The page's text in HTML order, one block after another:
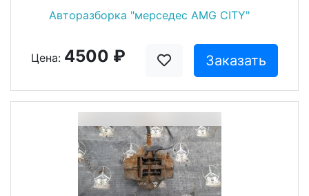
Авторазборка "мерседес AMG CITY"
Цена: 4500 ₽ Заказать